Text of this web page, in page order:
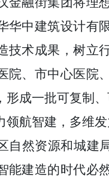
华中建筑设计有
技术成果，树立
院、市中心医院
形成一批可复制
领航智建，多维
自然资源和城建
能建造的时代必